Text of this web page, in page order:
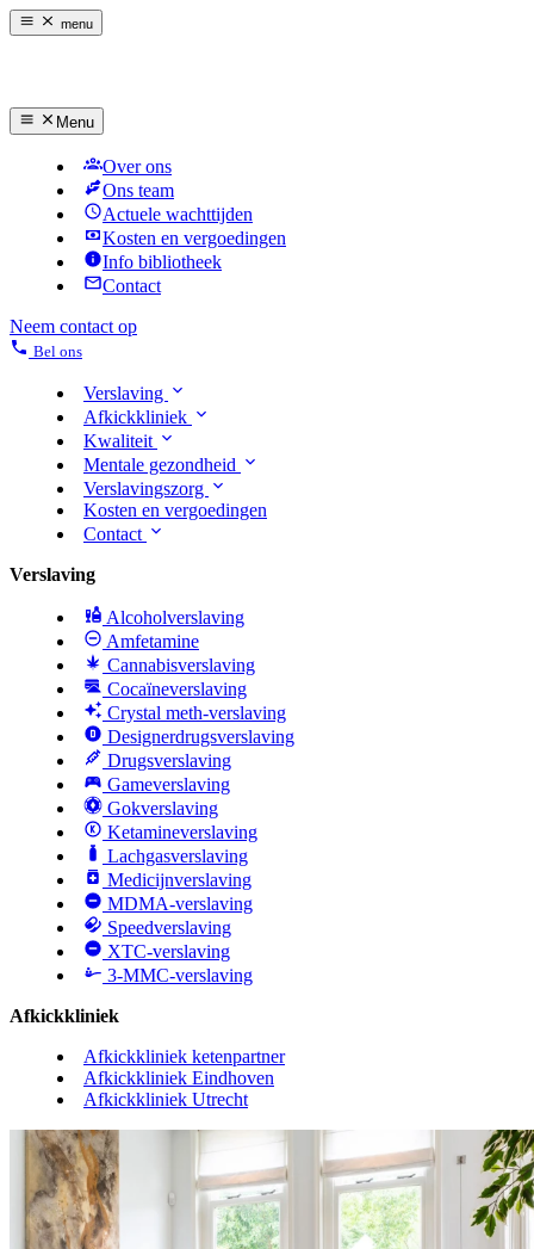
menu
Menu
Over ons
Ons team
Actuele wachttijden
Kosten en vergoedingen
Info bibliotheek
Contact
Neem contact op
Bel ons
Verslaving
Afkickkliniek
Kwaliteit
Mentale gezondheid
Verslavingszorg
Kosten en vergoedingen
Contact
Verslaving
Alcoholverslaving
Amfetamine
Cannabisverslaving
Cocaïneverslaving
Crystal meth-verslaving
Designerdrugsverslaving
Drugsverslaving
Gameverslaving
Gokverslaving
Ketamineverslaving
Lachgasverslaving
Medicijnverslaving
MDMA-verslaving
Speedverslaving
XTC-verslaving
3-MMC-verslaving
Afkickkliniek
Afkickkliniek ketenpartner
Afkickkliniek Eindhoven
Afkickkliniek Utrecht